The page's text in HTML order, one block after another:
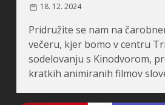
18. 12. 2024
Pridružite se nam na
večeru, kjer bomo v centru
sodelovanju s Kinodvorom,
kratkih animiranih filmov